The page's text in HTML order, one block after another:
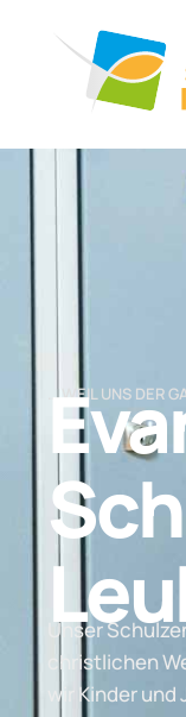
… WEIL UNS DER
Unser
christlichen
wir Kinder